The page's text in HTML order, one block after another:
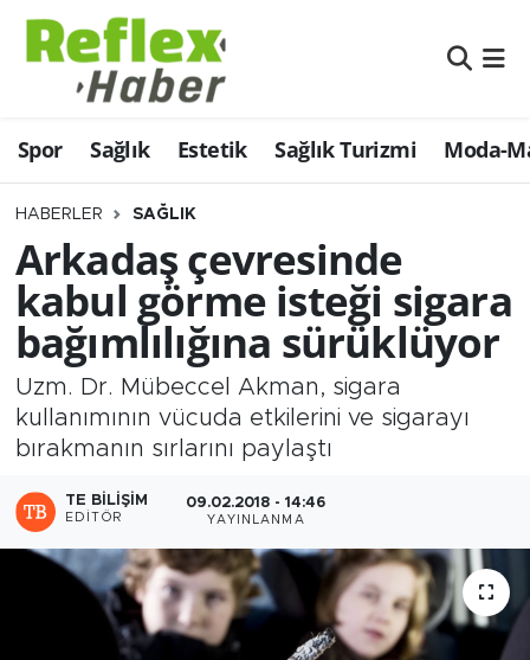
Spor Sağlık Estetik Sağlık Turizmi Moda-
HABERLER SAĞLIK
Arkadaş çevresinde
kabul görme isteği sigara
bağımlılığına sürüklüyor
Uzm. Dr. Mübeccel Akman, sigara
kullanımının vücuda etkilerini ve sigarayı
bırakmanın sırlarını paylaştı
TE BILIŞIM
EDITÖR
09.02.2018 - 14:46
YAYINLANMA
Eğitim
Estetik
Firmalardan
Güncel
İş ve Ekonomi
Moda-Magazin-Eğlence
Sağlık
Sağlık Turizmi
Sanat
Spor
Nöbetçi Eczaneler
Hava Durumu
Namaz Vakitleri
Trafik Durumu
Şampiyonlar Ligi Puan Durumu ve Fikstür
Tüm Manşetler
Son Dakika Haberleri
Haber Arşivi